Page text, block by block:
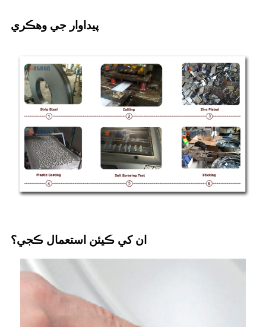
پيداوار جي وهڪري
ان کي ڪيئن استعمال ڪجي؟